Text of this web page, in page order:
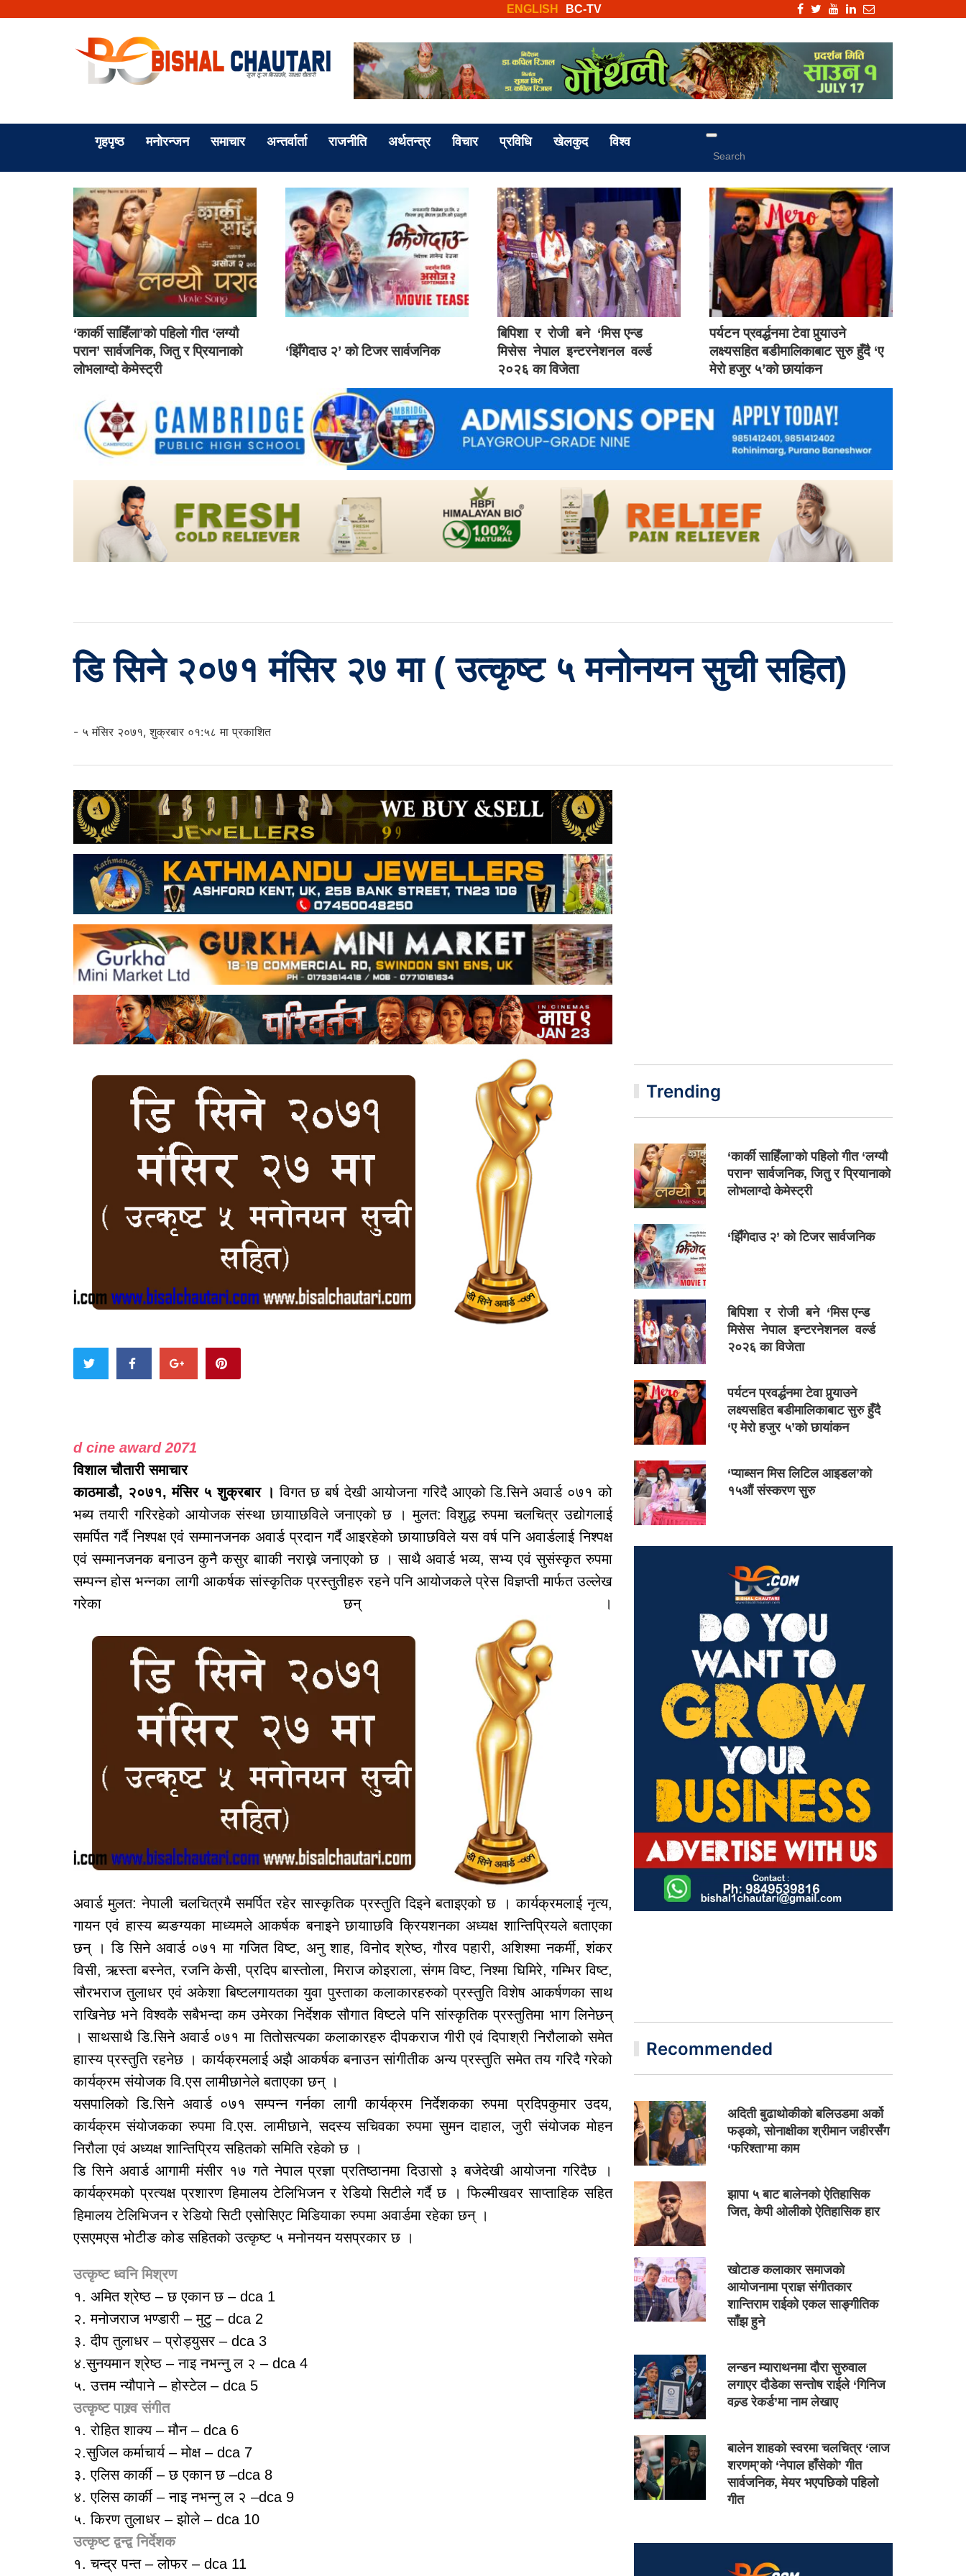
BC-TV
ENGLISH
गृहपृष्ठ मनोरन्जन समाचार अन्तर्वार्ता राजनीति अर्थतन्त्र विचार प्रविधि खेलकुद विश्व
‘कार्की साहिँला’को पहिलो गीत ‘लग्यौ
परान’ सार्वजनिक, जितु र प्रियानाको
लोभलाग्दो केमेस्ट्री
‘झिँगेदाउ २’ को टिजर सार्वजनिक
बिपिशा र रोजी बने ‘मिस एन्ड
मिसेस नेपाल इन्टरनेशनल वर्ल्ड
२०२६ का विजेता
पर्यटन प्रवर्द्धनमा टेवा पुर्‍याउने
लक्ष्यसहित बडीमालिकाबाट सुरु हुँदै ‘ए
मेरो हजुर ५’को छायांकन
डि सिने २०७१ मंसिर २७ मा ( उत्कृष्ट ५ मनोनयन सुची सहित)
- ५ मंसिर २०७१, शुक्रबार ०१:५८ मा प्रकाशित
d cine award 2071
विशाल चौतारी समाचार
काठमाडौ, २०७१, मंसिर ५ शुक्रबार । विगत छ बर्ष देखी आयोजना गरिदै आएको डि.सिने अवार्ड ०७१ को
भब्य तयारी गरिरहेको आयोजक संस्था छायााछविले जनाएको छ । मुलत: विशुद्ध रुपमा चलचित्र उद्योगलाई
समर्पित गर्दै निश्पक्ष एवं सम्मानजनक अवार्ड प्रदान गर्दै आइरहेको छायााछविले यस वर्ष पनि अवार्डलाई निश्पक्ष
एवं सम्मानजनक बनाउन कुनै कसुर बााकी नराख्ने जनाएको छ । साथै अवार्ड भव्य, सभ्य एवं सुसंस्कृत रुपमा
सम्पन्न होस भन्नका लागी आकर्षक सांस्कृतिक प्रस्तुतीहरु रहने पनि आयोजकले प्रेस विज्ञप्ती मार्फत उल्लेख
गरेका छन् ।
अवार्ड मुलत: नेपाली चलचित्रमै समर्पित रहेर सास्कृतिक प्रस्तुति दिइने बताइएको छ । कार्यक्रमलाई नृत्य,
गायन एवं हास्य ब्यङग्यका माध्यमले आकर्षक बनाइने छायााछवि क्रियशनका अध्यक्ष शान्तिप्रियले बताएका
छन् । डि सिने अवार्ड ०७१ मा गजित विष्ट, अनु शाह, विनोद श्रेष्ठ, गौरव पहारी, अशिश्मा नकर्मी, शंकर
विसी, ऋस्ता बस्नेत, रजनि केसी, प्रदिप बास्तोला, मिराज कोइराला, संगम विष्ट, निश्मा घिमिरे, गम्भिर विष्ट,
सौरभराज तुलाधर एवं अकेशा बिष्टलगायतका युवा पुस्ताका कलाकारहरुको प्रस्तुति विशेष आकर्षणका साथ
राखिनेछ भने विश्वकै सबैभन्दा कम उमेरका निर्देशक सौगात विष्टले पनि सांस्कृतिक प्रस्तुतिमा भाग लिनेछन्
। साथसाथै डि.सिने अवार्ड ०७१ मा तितोसत्यका कलाकारहरु दीपकराज गीरी एवं दिपाश्री निरौलाको समेत
हाास्य प्रस्तुति रहनेछ । कार्यक्रमलाई अझै आकर्षक बनाउन सांगीतीक अन्य प्रस्तुति समेत तय गरिदै गरेको
कार्यक्रम संयोजक वि.एस लामीछानेले बताएका छन् ।
यसपालिको डि.सिने अवार्ड ०७१ सम्पन्न गर्नका लागी कार्यक्रम निर्देशकका रुपमा प्रदिपकुमार उदय,
कार्यक्रम संयोजकका रुपमा वि.एस. लामीछाने, सदस्य सचिवका रुपमा सुमन दाहाल, जुरी संयोजक मोहन
निरौला एवं अध्यक्ष शान्तिप्रिय सहितको समिति रहेको छ ।
डि सिने अवार्ड आगामी मंसीर १७ गते नेपाल प्रज्ञा प्रतिष्ठानमा दिउासो ३ बजेदेखी आयोजना गरिदैछ ।
कार्यक्रमको प्रत्यक्ष प्रशारण हिमालय टेलिभिजन र रेडियो सिटीले गर्दै छ । फिल्मीखवर साप्ताहिक सहित
हिमालय टेलिभिजन र रेडियो सिटी एसोसिएट मिडियाका रुपमा अवार्डमा रहेका छन् ।
एसएमएस भोटीङ कोड सहितको उत्कृष्ट ५ मनोनयन यसप्रकार छ ।
उत्कृष्ट ध्वनि मिश्रण
१. अमित श्रेष्ठ – छ एकान छ – dca 1
२. मनोजराज भण्डारी – मुटु – dca 2
३. दीप तुलाधर – प्रोड्युसर – dca 3
४.सुनयमान श्रेष्ठ – नाइ नभन्नु ल २ – dca 4
५. उत्तम न्यौपाने – होस्टेल – dca 5
उत्कृष्ट पाश्र्व संगीत
१. रोहित शाक्य – मौन – dca 6
२.सुजिल कर्माचार्य – मोक्ष – dca 7
३. एलिस कार्की – छ एकान छ –dca 8
४. एलिस कार्की – नाइ नभन्नु ल २ –dca 9
५. किरण तुलाधर – झोले – dca 10
उत्कृष्ट द्वन्द्व निर्देशक
१. चन्द्र पन्त – लोफर – dca 11
Trending
‘कार्की साहिँला’को पहिलो गीत ‘लग्यौ
परान’ सार्वजनिक, जितु र प्रियानाको
लोभलाग्दो केमेस्ट्री
‘झिँगेदाउ २’ को टिजर सार्वजनिक
बिपिशा र रोजी बने ‘मिस एन्ड
मिसेस नेपाल इन्टरनेशनल वर्ल्ड
२०२६ का विजेता
पर्यटन प्रवर्द्धनमा टेवा पुर्‍याउने
लक्ष्यसहित बडीमालिकाबाट सुरु हुँदै
‘ए मेरो हजुर ५’को छायांकन
‘प्याब्सन मिस लिटिल आइडल’को
१५औं संस्करण सुरु
Recommended
अदिती बुढाथोकीको बलिउडमा अर्को
फड्को, सोनाक्षीका श्रीमान जहीरसँग
‘फरिश्ता’मा काम
झापा ५ बाट बालेनको ऐतिहासिक
जित, केपी ओलीको ऐतिहासिक हार
खोटाङ कलाकार समाजको
आयोजनामा प्राज्ञ संगीतकार
शान्तिराम राईको एकल साङ्गीतिक
साँझ हुने
लन्डन म्याराथनमा दौरा सुरुवाल
लगाएर दौडेका सन्तोष राईले ‘गिनिज
वल्र्ड रेकर्ड’मा नाम लेखाए
बालेन शाहको स्वरमा चलचित्र ‘लाज
शरणम्’को ‘नेपाल हाँसेको’ गीत
सार्वजनिक, मेयर भएपछिको पहिलो
गीत